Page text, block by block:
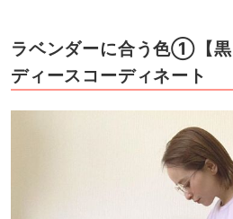
ラベンダーに合う色①【黒
ディースコーディネート